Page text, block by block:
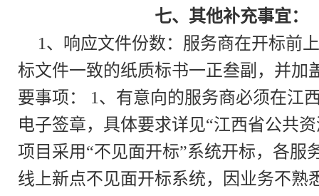
七、其他补充事宜：
1、响应文件份数：服务商在开标前
标文件一致的纸质标书一正叁副，并加
要事项： 1、有意向的服务商必须在江
电子签章，具体要求详见“江西省公共
项目采用“不见面开标”系统开标，各
线上新点不见面开标系统，因业务不